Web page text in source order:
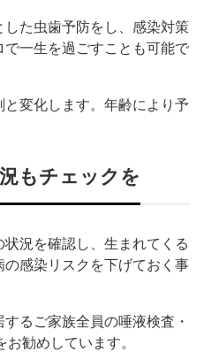
た虫歯予防をし、感染対策
一生を過ごすことも可能で
変化します。年齢により予
もチェックを
況を確認し、生まれてくる
感染リスクを下げておく事
るご家族全員の唾液検査・
勧めしています。